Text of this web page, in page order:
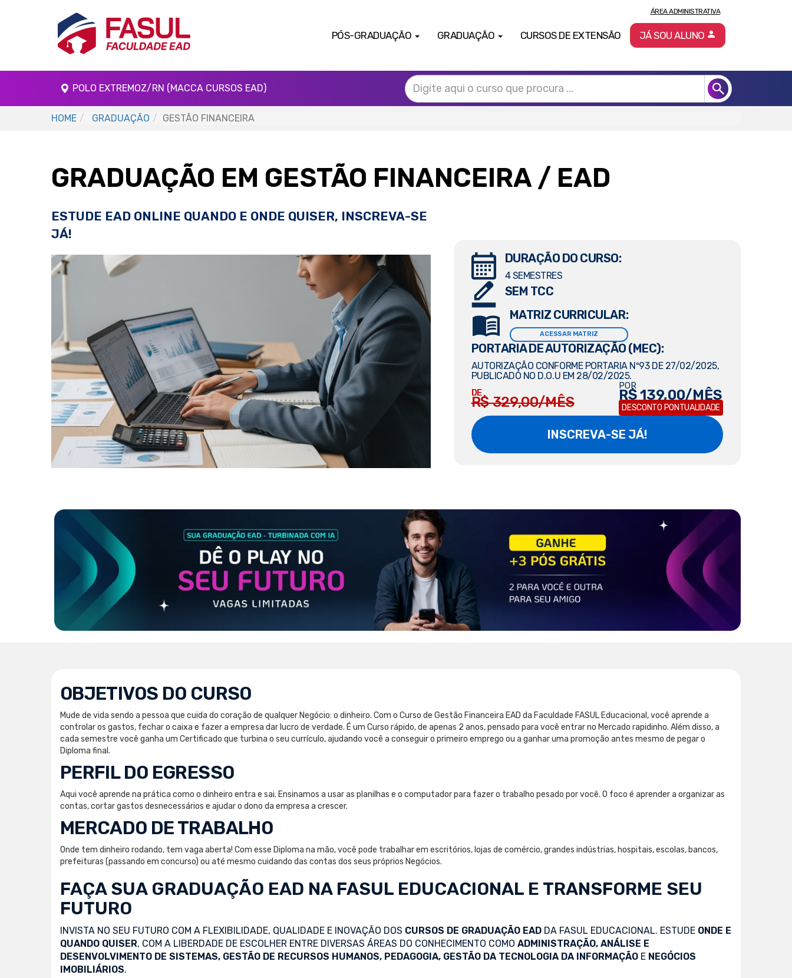
PÓS-GRADUAÇÃO GRADUAÇÃO CURSOS DE EXTENSÃO
ÁREA ADMINISTRATIVA
JÁ SOU ALUNO
POLO EXTREMOZ/RN (MACCA CURSOS EAD)
HOME GRADUAÇÃO GESTÃO FINANCEIRA
GRADUAÇÃO EM GESTÃO FINANCEIRA / EAD
ESTUDE EAD ONLINE QUANDO E ONDE QUISER, INSCREVA-SE
JÁ!
DURAÇÃO DO CURSO:
4 SEMESTRES
SEM TCC
MATRIZ CURRICULAR:
ACESSAR MATRIZ
PORTARIA DE AUTORIZAÇÃO (MEC):
AUTORIZAÇÃO CONFORME PORTARIA Nº93 DE 27/02/2025,
PUBLICADO NO D.O.U EM 28/02/2025.
DE
R$ 329,00/MÊS
POR
R$ 139,00/MÊS
DESCONTO PONTUALIDADE
INSCREVA-SE JÁ!
OBJETIVOS DO CURSO
Mude de vida sendo a pessoa que cuida do coração de qualquer Negócio: o dinheiro. Com o Curso de Gestão Financeira EAD da Faculdade FASUL Educacional, você aprende a
controlar os gastos, fechar o caixa e fazer a empresa dar lucro de verdade. É um Curso rápido, de apenas 2 anos, pensado para você entrar no Mercado rapidinho. Além disso, a
cada semestre você ganha um Certificado que turbina o seu currículo, ajudando você a conseguir o primeiro emprego ou a ganhar uma promoção antes mesmo de pegar o
Diploma final.
PERFIL DO EGRESSO
Aqui você aprende na prática como o dinheiro entra e sai. Ensinamos a usar as planilhas e o computador para fazer o trabalho pesado por você. O foco é aprender a organizar as
contas, cortar gastos desnecessários e ajudar o dono da empresa a crescer.
MERCADO DE TRABALHO
Onde tem dinheiro rodando, tem vaga aberta! Com esse Diploma na mão, você pode trabalhar em escritórios, lojas de comércio, grandes indústrias, hospitais, escolas, bancos,
prefeituras (passando em concurso) ou até mesmo cuidando das contas dos seus próprios Negócios.
FAÇA SUA GRADUAÇÃO EAD NA FASUL EDUCACIONAL E TRANSFORME SEU
FUTURO
INVISTA NO SEU FUTURO COM A FLEXIBILIDADE, QUALIDADE E INOVAÇÃO DOS CURSOS DE GRADUAÇÃO EAD DA FASUL EDUCACIONAL. ESTUDE ONDE E
QUANDO QUISER, COM A LIBERDADE DE ESCOLHER ENTRE DIVERSAS ÁREAS DO CONHECIMENTO COMO ADMINISTRAÇÃO, ANÁLISE E
DESENVOLVIMENTO DE SISTEMAS, GESTÃO DE RECURSOS HUMANOS, PEDAGOGIA, GESTÃO DA TECNOLOGIA DA INFORMAÇÃO E NEGÓCIOS
IMOBILIÁRIOS.